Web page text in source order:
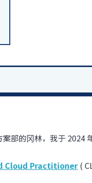
部的冈林，我于 2024
Cloud Practitioner (